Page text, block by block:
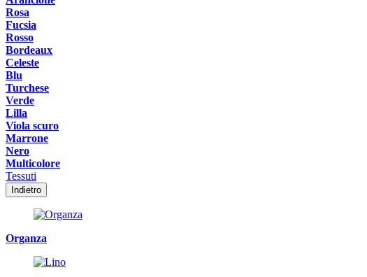
Rosa
Fucsia
Rosso
Bordeaux
Celeste
Blu
Turchese
Verde
Lilla
Viola scuro
Marrone
Nero
Multicolore
Tessuti
Indietro
Organza